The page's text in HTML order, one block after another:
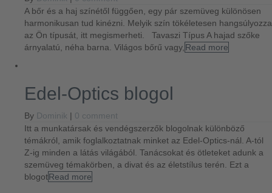
A bőr és a haj színétől függően, egy pár szemüveg különösen
harmonikusan tud kinézni. Melyik szín tökéletesen hangsúlyozza
az Ön típusát, itt megismerheti. Tavaszi Típus A hajad szőke
árnyalatú, néha barna. Világos bőrű vagy, Read more
Edel-Optics blogol
By Dominik | 0 comment
Itt a munkatársak és vendégszerzők blogolnak különböző
témákról, amik foglalkoztatnak minket az Edel-Optics-nál. A-tól
Z-ig minden a látás világából. Tanácsokat és ötleteket adunk a
szemüveg témakörben, a divat és az életstílus terén. Ezt a
blogotRead more